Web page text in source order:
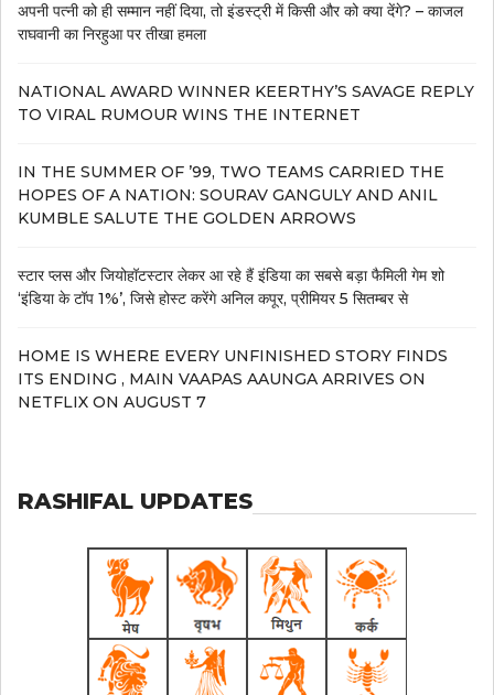
अपनी पत्नी को ही सम्मान नहीं दिया, तो इंडस्ट्री में किसी और को क्या देंगे? – काजल
राघवानी का निरहुआ पर तीखा हमला
NATIONAL AWARD WINNER KEERTHY’S SAVAGE REPLY
TO VIRAL RUMOUR WINS THE INTERNET
IN THE SUMMER OF ’99, TWO TEAMS CARRIED THE
HOPES OF A NATION: SOURAV GANGULY AND ANIL
KUMBLE SALUTE THE GOLDEN ARROWS
स्टार प्लस और जियोहॉटस्टार लेकर आ रहे हैं इंडिया का सबसे बड़ा फैमिली गेम शो
‘इंडिया के टॉप 1%’, जिसे होस्ट करेंगे अनिल कपूर, प्रीमियर 5 सितम्बर से
HOME IS WHERE EVERY UNFINISHED STORY FINDS
ITS ENDING , MAIN VAAPAS AAUNGA ARRIVES ON
NETFLIX ON AUGUST 7
RASHIFAL UPDATES